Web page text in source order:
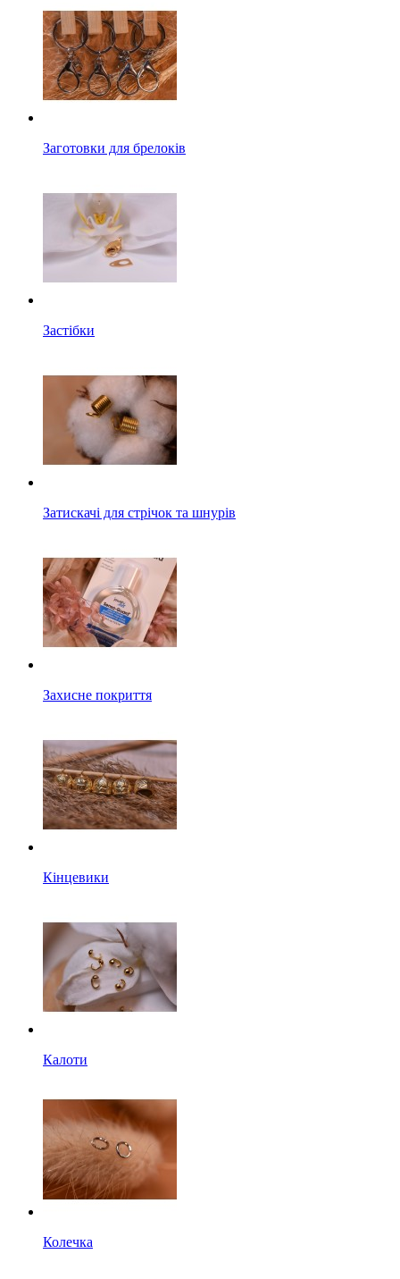
Заготовки для брелоків
Застібки
Затискачі для стрічок та шнурів
Захисне покриття
Кінцевики
Калоти
Колечка